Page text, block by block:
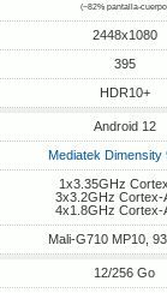
(~82% pantalla-
2448x1080
395
HDR10+
Android 12
Mediatek Dimensity
1x3.35GHz
3x3.2GHz Cortex-
4x1.8GHz Cortex-
Mali-G710 MP10,
12/256 Go